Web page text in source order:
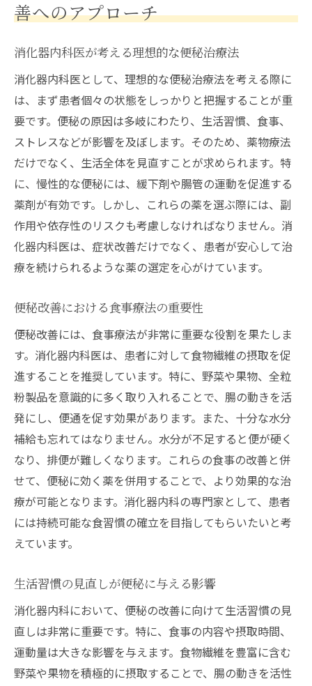
善へのアプローチ
消化器内科医が考える理想的な便秘治療法
消化器内科医として、理想的な便秘治療法を考える際に
は、まず患者個々の状態をしっかりと把握することが重
要です。便秘の原因は多岐にわたり、生活習慣、食事、
ストレスなどが影響を及ぼします。そのため、薬物療法
だけでなく、生活全体を見直すことが求められます。特
に、慢性的な便秘には、緩下剤や腸管の運動を促進する
薬剤が有効です。しかし、これらの薬を選ぶ際には、副
作用や依存性のリスクも考慮しなければなりません。消
化器内科医は、症状改善だけでなく、患者が安心して治
療を続けられるような薬の選定を心がけています。
便秘改善における食事療法の重要性
便秘改善には、食事療法が非常に重要な役割を果たしま
す。消化器内科医は、患者に対して食物繊維の摂取を促
進することを推奨しています。特に、野菜や果物、全粒
粉製品を意識的に多く取り入れることで、腸の動きを活
発にし、便通を促す効果があります。また、十分な水分
補給も忘れてはなりません。水分が不足すると便が硬く
なり、排便が難しくなります。これらの食事の改善と併
せて、便秘に効く薬を併用することで、より効果的な治
療が可能となります。消化器内科の専門家として、患者
には持続可能な食習慣の確立を目指してもらいたいと考
えています。
生活習慣の見直しが便秘に与える影響
消化器内科において、便秘の改善に向けて生活習慣の見
直しは非常に重要です。特に、食事の内容や摂取時間、
運動量は大きな影響を与えます。食物繊維を豊富に含む
野菜や果物を積極的に摂取することで、腸の動きを活性